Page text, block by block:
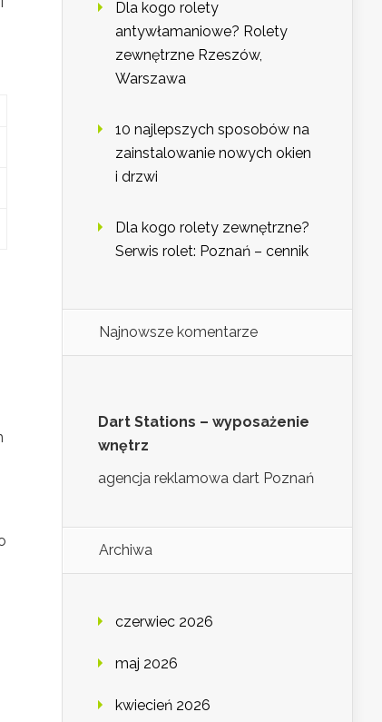
Dla kogo rolety
antywłamaniowe? Rolety
zewnętrzne Rzeszów,
Warszawa
10 najlepszych sposobów na
zainstalowanie nowych okien
i drzwi
Dla kogo rolety zewnętrzne?
Serwis rolet: Poznań – cennik
Najnowsze komentarze
Dart Stations – wyposażenie
wnętrz
agencja reklamowa dart Poznań
Archiwa
czerwiec 2026
maj 2026
kwiecień 2026